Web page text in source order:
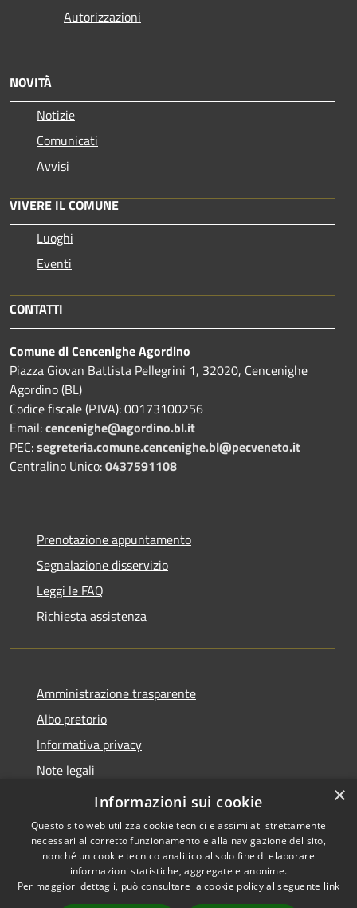
Autorizzazioni
NOVITÀ
Notizie
Comunicati
Avvisi
VIVERE IL COMUNE
Luoghi
Eventi
CONTATTI
Comune di Cencenighe Agordino
Piazza Giovan Battista Pellegrini 1, 32020, Cencenighe
Agordino (BL)
Codice fiscale (P.IVA): 00173100256
Email:cencenighe@agordino.bl.it
PEC:segreteria.comune.cencenighe.bl@pecveneto.it
Centralino Unico:0437591108
Prenotazione appuntamento
Segnalazione disservizio
Leggi le FAQ
Richiesta assistenza
Amministrazione trasparente
Albo pretorio
Informativa privacy
Note legali
Dichiarazione di accessibilità
Accessibilità
Copyright © 2026 • Comune di
Cencenighe Agordino •
×
Informazioni sui cookie
Questo sito web utilizza cookie tecnici e assimilati strettamente
necessari al corretto funzionamento e alla navigazione del sito,
nonché un cookie tecnico analitico al solo fine di elaborare
informazioni statistiche, aggregate e anonime.
Per maggiori dettagli, può consultare la cookie policy al seguente link